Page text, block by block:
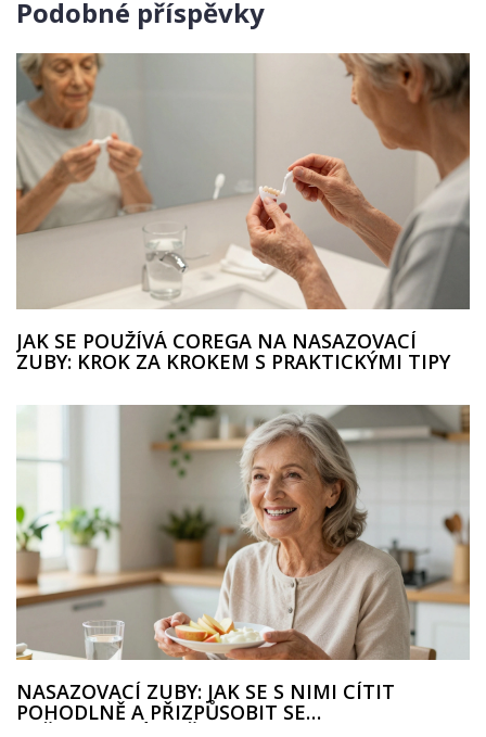
Podobné příspěvky
JAK SE POUŽÍVÁ COREGA NA NASAZOVACÍ
ZUBY: KROK ZA KROKEM S PRAKTICKÝMI TIPY
NASAZOVACÍ ZUBY: JAK SE S NIMI CÍTIT
POHODLNĚ A PŘIZPŮSOBIT SE